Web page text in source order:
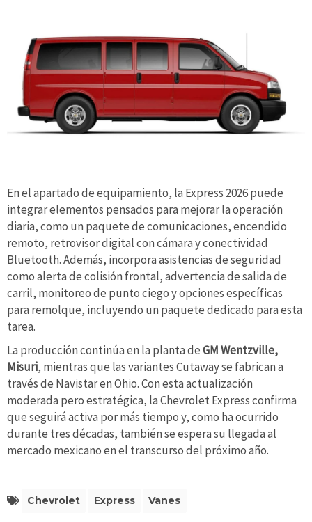
En el apartado de equipamiento, la Express 2026 puede
integrar elementos pensados para mejorar la operación
diaria, como un paquete de comunicaciones, encendido
remoto, retrovisor digital con cámara y conectividad
Bluetooth. Además, incorpora asistencias de seguridad
como alerta de colisión frontal, advertencia de salida de
carril, monitoreo de punto ciego y opciones específicas
para remolque, incluyendo un paquete dedicado para esta
tarea.
La producción continúa en la planta deGM Wentzville,
Misuri, mientras que las variantes Cutaway se fabrican a
través de Navistar en Ohio. Con esta actualización
moderada pero estratégica, la Chevrolet Express confirma
que seguirá activa por más tiempo y, como ha ocurrido
durante tres décadas, también se espera su llegada al
mercado mexicano en el transcurso del próximo año.
Chevrolet Express Vanes